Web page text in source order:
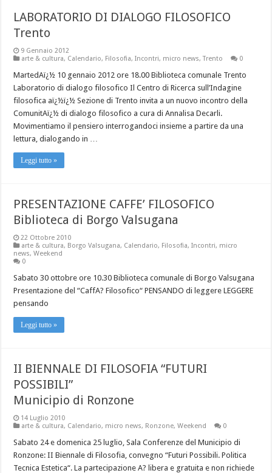
LABORATORIO DI DIALOGO FILOSOFICO
Trento
9 Gennaio 2012
arte & cultura, Calendario, Filosofia,Incontri, micro news,Trento 0
MartedAï¿½ 10 gennaio 2012 ore 18.00 Biblioteca comunale Trento
Laboratorio di dialogo filosofico Il Centro di Ricerca sull’Indagine
filosofica aï¿½ï¿½ Sezione di Trento invita a un nuovo incontro della
ComunitAï¿½ di dialogo filosofico a cura di Annalisa Decarli.
Movimentiamo il pensiero interrogandoci insieme a partire da una
lettura, dialogando in …
Leggi tutto »
PRESENTAZIONE CAFFE’ FILOSOFICO
Biblioteca di Borgo Valsugana
22 Ottobre 2010
arte & cultura, Borgo Valsugana, Calendario, Filosofia,Incontri, micro
news,Weekend
0
Sabato 30 ottobre ore 10.30 Biblioteca comunale di Borgo Valsugana
Presentazione del “CaffA? Filosofico“ PENSANDO di leggere LEGGERE
pensando
Leggi tutto »
II BIENNALE DI FILOSOFIA “FUTURI
POSSIBILI”
Municipio di Ronzone
14 Luglio 2010
arte & cultura, Calendario, micro news, Ronzone,Weekend 0
Sabato 24 e domenica 25 luglio, Sala Conferenze del Municipio di
Ronzone: II Biennale di Filosofia, convegno “Futuri Possibili. Politica
Tecnica Estetica“. La partecipazione A? libera e gratuita e non richiede